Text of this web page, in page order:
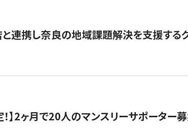
と連携し奈良の地域課題解決を支援する
】2ヶ月で20人のマンスリーサポーター